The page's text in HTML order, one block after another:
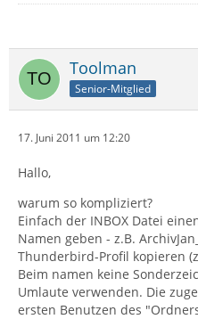
Toolman
Senior-Mitglied
17. Juni 2011 um 12:20
Hallo,
warum so kompliziert?
Einfach der INBOX Datei
Namen geben - z.B.
Thunderbird-Profil kopieren
Beim namen keine
Umlaute verwenden. Die
ersten Benutzen des